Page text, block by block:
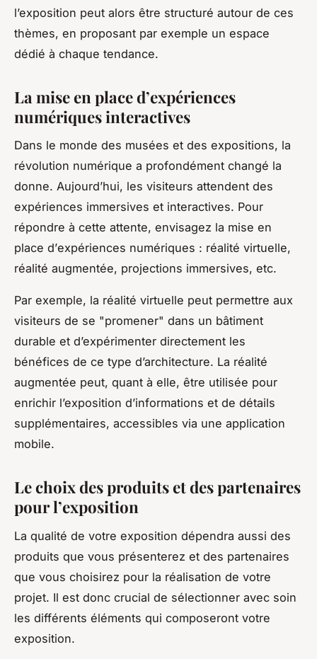
l’exposition peut alors être structuré autour de ces
thèmes, en proposant par exemple un espace
dédié à chaque tendance.
La mise en place d’expériences
numériques interactives
Dans le monde des musées et des expositions, la
révolution numérique a profondément changé la
donne. Aujourd’hui, les visiteurs attendent des
expériences immersives et interactives. Pour
répondre à cette attente, envisagez la mise en
place d’expériences numériques : réalité virtuelle,
réalité augmentée, projections immersives, etc.
Par exemple, la réalité virtuelle peut permettre aux
visiteurs de se "promener" dans un bâtiment
durable et d’expérimenter directement les
bénéfices de ce type d’architecture. La réalité
augmentée peut, quant à elle, être utilisée pour
enrichir l’exposition d’informations et de détails
supplémentaires, accessibles via une application
mobile.
Le choix des produits et des partenaires
pour l’exposition
La qualité de votre exposition dépendra aussi des
produits que vous présenterez et des partenaires
que vous choisirez pour la réalisation de votre
projet. Il est donc crucial de sélectionner avec soin
les différents éléments qui composeront votre
exposition.